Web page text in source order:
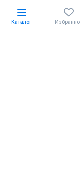
регистрации №
торговом реестре
Каталог